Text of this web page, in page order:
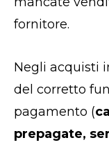
fornitore.
Negli acquisti
del corretto
pagamento (
prepagate,